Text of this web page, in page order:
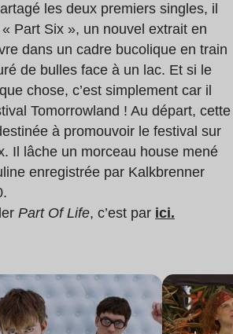
les deux premiers singles, il
Part Six », un nouvel extrait en
dans un cadre bucolique en train
de bulles face à un lac. Et si le
chose, c’est simplement car il
Tomorrowland ! Au départ, cette
à promouvoir le festival sur
Il lâche un morceau house mené
enregistrée par Kalkbrenner
Part Of Life, c’est par ici.
Lire l’article